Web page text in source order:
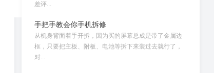
差评...
手把手教会你手机拆修
从机身背面着手开拆，因为买的屏幕总成是带了金属边
框，只要把主板、附板、电池等拆下来装过去就行了，
对...